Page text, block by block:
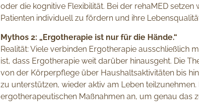
oder die kognitive Flexibilität. Bei der rehaMED
Patienten individuell zu fördern und ihre
Mythos 2: „Ergotherapie ist nur für die Hände.“
Realität: Viele verbinden Ergotherapie ausschließlich
ist, dass Ergotherapie weit darüber hinausgeht. Die
von der Körperpflege über Haushaltsaktivitäten bis
zu unterstützen, wieder aktiv am Leben
ergotherapeutischen Maßnahmen an, um genau das